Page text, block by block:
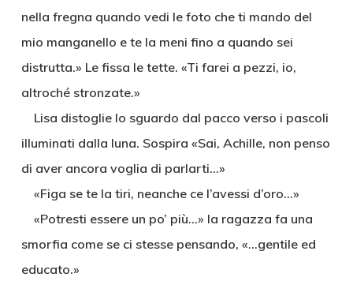
nella fregna quando vedi le foto che ti mando del
mio manganello e te la meni fino a quando sei
distrutta.» Le fissa le tette. «Ti farei a pezzi, io,
altroché stronzate.»
Lisa distoglie lo sguardo dal pacco verso i pascoli
illuminati dalla luna. Sospira «Sai, Achille, non penso
di aver ancora voglia di parlarti…»
«Figa se te la tiri, neanche ce l’avessi d’oro…»
«Potresti essere un po’ più…» la ragazza fa una
smorfia come se ci stesse pensando, «…gentile ed
educato.»